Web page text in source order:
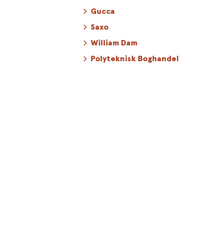
Gucca
Saxo
William Dam
Polyteknisk Boghandel